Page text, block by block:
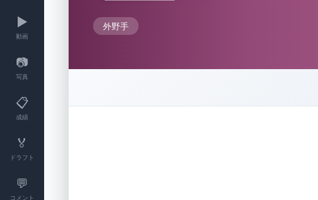
▶️
動画
📷
写真
📋
成績
🏅
ドラフト
💬
コメント
外野手